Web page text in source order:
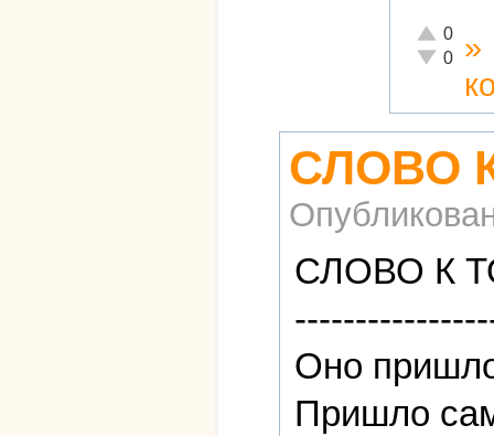
Отлично!
0
0
»
СЛОВО
СЛОВО К
Оно
Пришло